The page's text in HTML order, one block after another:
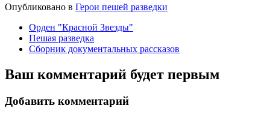
Опубликовано в Герои пешей разведки
Орден "Красной Звезды"
Пешая разведка
Сборник документальных рассказов
Ваш комментарий будет первым
Добавить комментарий